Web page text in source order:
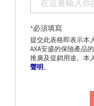
*必須填寫
提交此表格即表示本
AXA安盛的保險產品
推廣及促銷用途。本
聲明。